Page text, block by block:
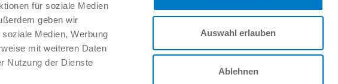
für soziale Medien
geben wir
Medien, Werbung
mit weiteren Daten
Nutzung der Dienste
Auswahl erlauben
Ablehnen
Síganos: